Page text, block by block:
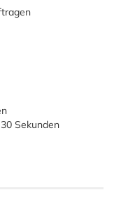
Sekunden